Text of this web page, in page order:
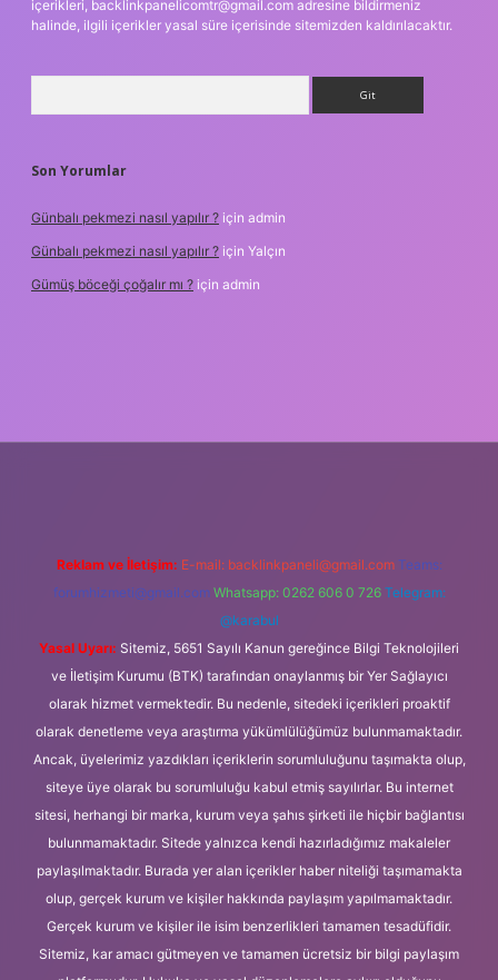
içerikleri, backlinkpanelicomtr@gmail.com adresine bildirmeniz
halinde, ilgili içerikler yasal süre içerisinde sitemizden kaldırılacaktır.
Son Yorumlar
Günbalı pekmezi nasıl yapılır ? için admin
Günbalı pekmezi nasıl yapılır ? için Yalçın
Gümüş böceği çoğalır mı ? için admin
Reklam ve İletişim: E-mail: backlinkpaneli@gmail.com Teams:
forumhizmeti@gmail.com Whatsapp: 0262 606 0 726 Telegram:
@karabul
Yasal Uyarı: Sitemiz, 5651 Sayılı Kanun gereğince Bilgi Teknolojileri
ve İletişim Kurumu (BTK) tarafından onaylanmış bir Yer Sağlayıcı
olarak hizmet vermektedir. Bu nedenle, sitedeki içerikleri proaktif
olarak denetleme veya araştırma yükümlülüğümüz bulunmamaktadır.
Ancak, üyelerimiz yazdıkları içeriklerin sorumluluğunu taşımakta olup,
siteye üye olarak bu sorumluluğu kabul etmiş sayılırlar. Bu internet
sitesi, herhangi bir marka, kurum veya şahıs şirketi ile hiçbir bağlantısı
bulunmamaktadır. Sitede yalnızca kendi hazırladığımız makaleler
paylaşılmaktadır. Burada yer alan içerikler haber niteliği taşımamakta
olup, gerçek kurum ve kişiler hakkında paylaşım yapılmamaktadır.
Gerçek kurum ve kişiler ile isim benzerlikleri tamamen tesadüfidir.
Sitemiz, kar amacı gütmeyen ve tamamen ücretsiz bir bilgi paylaşım